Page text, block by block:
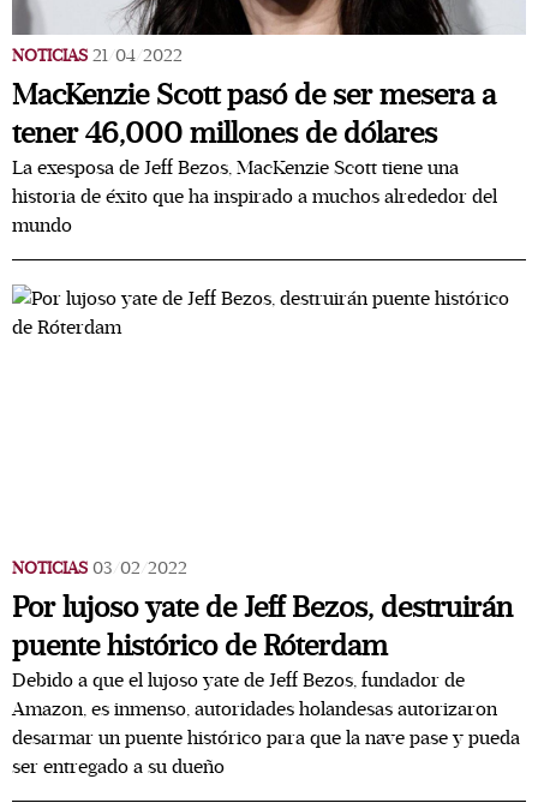
NOTICIAS 21/04/2022
MacKenzie Scott pasó de ser mesera a
tener 46,000 millones de dólares
La exesposa de Jeff Bezos, MacKenzie Scott tiene una
historia de éxito que ha inspirado a muchos alrededor del
mundo
NOTICIAS 03/02/2022
Por lujoso yate de Jeff Bezos, destruirán
puente histórico de Róterdam
Debido a que el lujoso yate de Jeff Bezos, fundador de
Amazon, es inmenso, autoridades holandesas autorizaron
desarmar un puente histórico para que la nave pase y pueda
ser entregado a su dueño